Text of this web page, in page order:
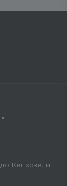
Кецховели